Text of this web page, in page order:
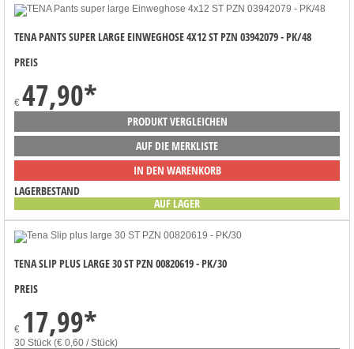
TENA PANTS SUPER LARGE EINWEGHOSE 4X12 ST PZN 03942079 - PK/48
PREIS
€ 47,90*
PRODUKT VERGLEICHEN
AUF DIE MERKLISTE
IN DEN WARENKORB
LAGERBESTAND
AUF LAGER
TENA SLIP PLUS LARGE 30 ST PZN 00820619 - PK/30
PREIS
€ 17,99*
30 Stück (€ 0,60 / Stück)